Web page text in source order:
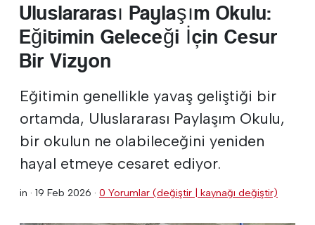
Uluslararası Paylaşım Okulu:
Eğitimin Geleceği İçin Cesur
Bir Vizyon
Eğitimin genellikle yavaş geliştiği bir
ortamda, Uluslararası Paylaşım Okulu,
bir okulun ne olabileceğini yeniden
hayal etmeye cesaret ediyor.
in · 19 Feb 2026 · 0 Yorumlar (değiştir | kaynağı değiştir)